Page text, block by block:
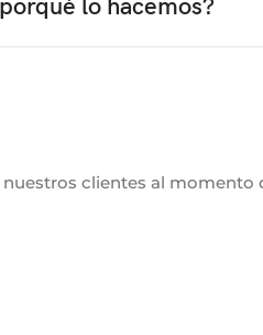
lo hacemos?
clientes al momento